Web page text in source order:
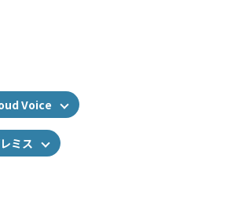
Voice
ミス